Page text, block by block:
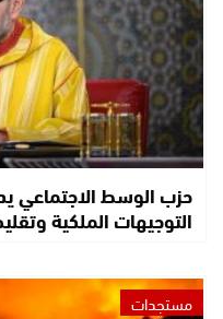
حزب الوسط الاجتماعي
التوجيهات الملكية
مستجدات